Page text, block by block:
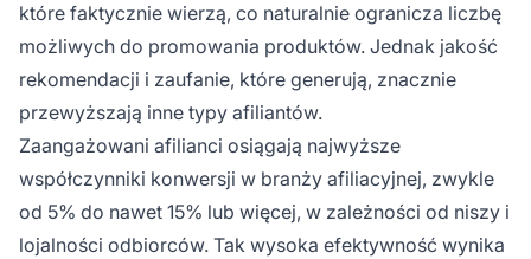
które faktycznie wierzą, co naturalnie ogranicza liczbę
możliwych do promowania produktów. Jednak jakość
rekomendacji i zaufanie, które generują, znacznie
przewyższają inne typy afiliantów.
Zaangażowani afilianci osiągają najwyższe
współczynniki konwersji w branży afiliacyjnej, zwykle
od 5% do nawet 15% lub więcej, w zależności od niszy i
lojalności odbiorców. Tak wysoka efektywność wynika